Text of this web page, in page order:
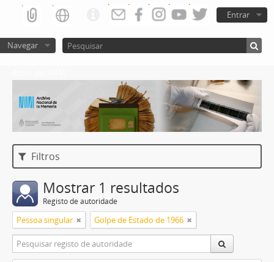
Entrar
Navegar
Filtros
Mostrar 1 resultados
Registo de autoridade
Pessoa singular Golpe de Estado de 1966